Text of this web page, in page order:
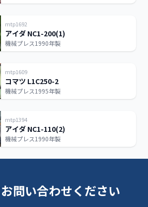
mtp1692
アイダ NC1-200(1)
機械プレス1990年製
mtp1609
コマツ L1C250-2
機械プレス1995年製
mtp1394
アイダ NC1-110(2)
機械プレス1990年製
問い合わせください